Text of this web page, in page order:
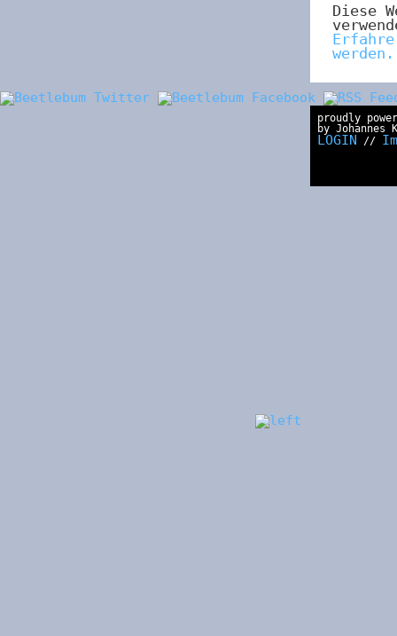
Diese
werden.
proudly
by Johannes
LOGIN //